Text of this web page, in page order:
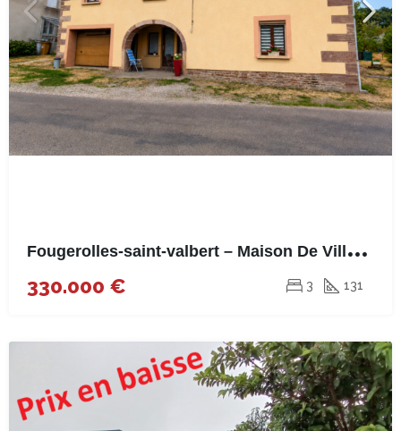
F
ougerolles-saint-valbert – Maison De Village – 131m²
330.000 € 3 131